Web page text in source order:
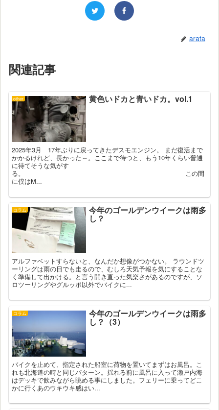
arata
関連記事
other 黄色いドカと青いドカ。vol.1
2025年3月 17年ぶりに戻ってきたデスモエンジン。 まだ復活まで
かかるけれど、長かった～。ここまで待つと、もう10年くらい普通
に待てそうな気がす
る。 この間
に僕はM...
コラム 今年のゴールデンウイークは雨多
し？
アルファベットすらないと、なんだか想像がつかない。 ラウンドツ
ーリングは雨の日でも走るので、むしろ天気予報を気にすることな
く準備して出かける。と言う開き直った気楽さがあるのですが、ソ
ロツーリングやグルッポ以外でバイクに...
コラム 今年のゴールデンウイークは雨多
し？（3）
バイクを止めて、指定された船室に荷物を置いてまずはお風呂。こ
れも北海道の時と同じパターン。揺れる前に風呂に入って瀬戸内海
はデッキで飲みながら眺める事にしました。フェリーに乗ってどこ
かに行くあのウキウキ感はい...